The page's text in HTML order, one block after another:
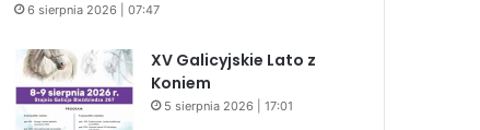
6 sierpnia 2026 | 07:47
XV Galicyjskie Lato z
Koniem
5 sierpnia 2026 | 17:01